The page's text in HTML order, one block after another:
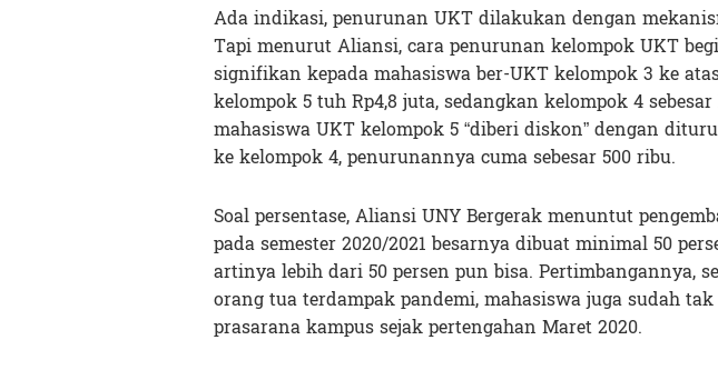
Ada indikasi, penurunan UKT dilakukan dengan
Tapi menurut Aliansi, cara penurunan kelompok UKT
signifikan kepada mahasiswa ber-UKT kelompok 3 ke
kelompok 5 tuh Rp4,8 juta, sedangkan kelompok 4
mahasiswa UKT kelompok 5 “diberi diskon” dengan
ke kelompok 4, penurunannya cuma sebesar 500 ribu.
Soal persentase, Aliansi UNY Bergerak menuntut
pada semester 2020/2021 besarnya dibuat minimal 50
artinya lebih dari 50 persen pun bisa. Pertimbangannya,
orang tua terdampak pandemi, mahasiswa juga sudah
prasarana kampus sejak pertengahan Maret 2020.